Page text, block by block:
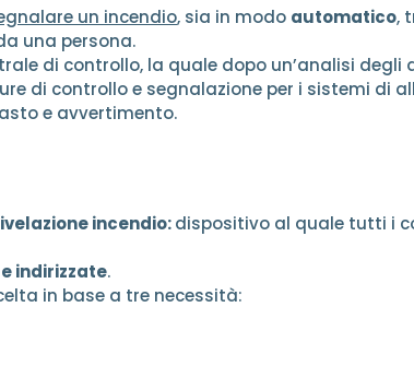
un incendio, sia in modo automatico,
una persona.
di controllo, la quale dopo un’analisi
di controllo e segnalazione per i sistemi di
e avvertimento.
incendio:dispositivo al quale tutti i
indirizzate.
in base a tre necessità: